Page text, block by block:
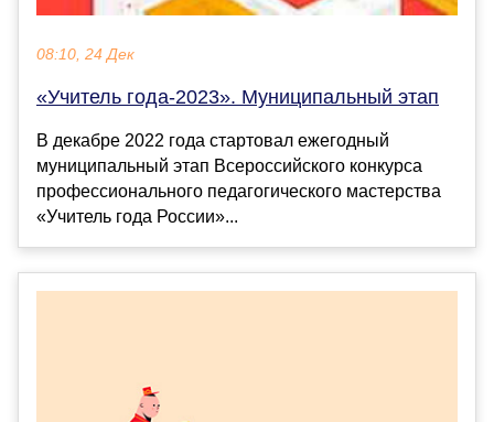
08:10, 24 Дек
«Учитель года-2023». Муниципальный этап
В декабре 2022 года стартовал ежегодный
муниципальный этап Всероссийского конкурса
профессионального педагогического мастерства
«Учитель года России»...